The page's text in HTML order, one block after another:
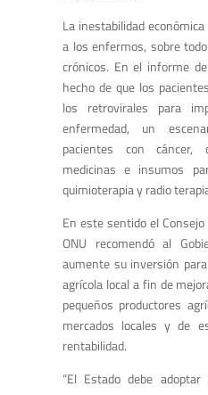
La inestabilidad
a los enfermos, sobre
crónicos. En el informe
hecho de que los
los retrovirales para
enfermedad, un
pacientes con cáncer,
medicinas e insumos
quimioterapia y radio
En este sentido el
ONU recomendó al
aumente su inversión
agrícola local a fin de
pequeños productores
mercados locales y de
rentabilidad.
“El Estado debe